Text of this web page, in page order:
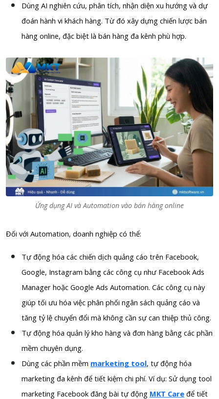
Dùng AI nghiên cứu, phân tích, nhận diện xu hướng và dự
đoán hành vi khách hàng. Từ đó xây dựng chiến lược bán
hàng online, đặc biệt là bán hàng đa kênh phù hợp.
Ứng dụng AI và Automation vào bán hàng online
Đối với Automation, doanh nghiệp có thể:
Tự động hóa các chiến dịch quảng cáo trên Facebook,
Google, Instagram bằng các công cụ như Facebook Ads
Manager hoặc Google Ads Automation. Các công cụ này
giúp tối ưu hóa việc phân phối ngân sách quảng cáo và
tăng tỷ lệ chuyển đổi mà không cần sự can thiệp thủ công.
Tự động hóa quản lý kho hàng và đơn hàng bằng các phần
mềm chuyên dụng.
Dùng các phần mềm marketing tool, tự động hóa
marketing đa kênh để tiết kiệm chi phí. Ví dụ: Sử dụng tool
marketing Facebook đăng bài tự động MKT Care để tiết